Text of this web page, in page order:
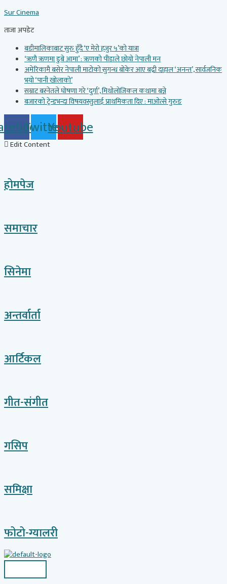
to
content
Sur Cinema
ताजा अपडेट
बडीमालिकाबाट सुरु हुँदै ‘ए मेरो हजुर ५’को यात्रा
‘ऋणै ऋणमा डुबे आमा’ : ऋणको पीडाले छोयो नेपाली मन
अमेरिकामै बसेर नेपाली माटोको सुगन्ध बोकेर आए बद्री दाहाल ‘अनन्त’, सार्वजनिक
भयो ‘पानी खोलाको’
सम्राट बस्नेतले घोषणा गरे ‘दुर्गा’, मिथोलोजिकल कथामा बन्ने
बजारको ट्रेन्डभन्दा विषयवस्तुलाई प्राथमिकता दिए : माओत्से गुरुङ
TwitterYoutube
Edit Content
होमपेज
समाचार
सिनेमा
अन्तर्वार्ता
आर्टिकल
गीत-संगीत
गसिप
समिक्षा
फोटो-ग्यालरी